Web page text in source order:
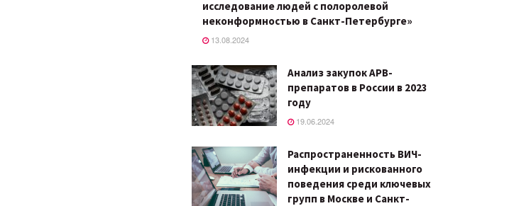
исследование людей с полоролевой
неконформностью в Санкт-Петербурге»
13.08.2024
Анализ закупок АРВ-
препаратов в России в 2023
году
19.06.2024
Распространенность ВИЧ-
инфекции и рискованного
поведения среди ключевых
групп в Москве и Санкт-